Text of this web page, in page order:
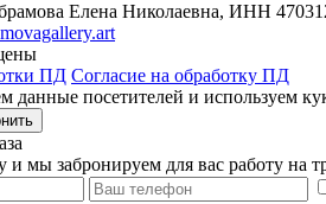
Елена Николаевна, ИНН
ПД Согласие на обработку ПД
данные посетителей и используем
и мы забронируем для вас работу на